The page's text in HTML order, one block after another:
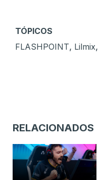
TÓPICOS
FLASHPOINT, Lilmix,
RELACIONADOS